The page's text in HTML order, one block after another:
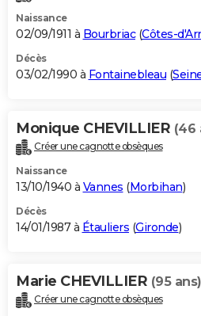
Naissance
02/09/1911 à Bourbriac(Côtes-
Décès
03/02/1990 à Fontainebleau (
Monique CHEVILLIER (46
Créer une cagnotte obsèques
Naissance
13/10/1940 à Vannes (Morbihan)
Décès
14/01/1987 à Étauliers (Gironde)
Marie CHEVILLIER (95 ans)
Créer une cagnotte obsèques